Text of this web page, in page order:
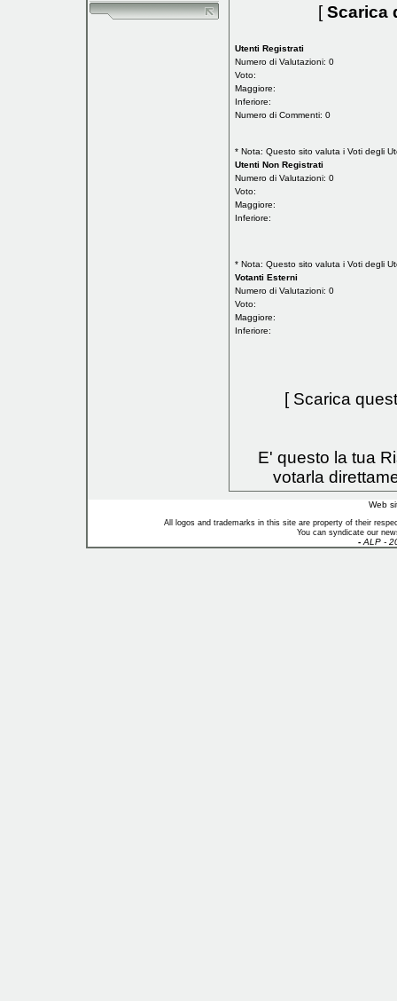
[Scarica
Utenti Registrati
Numero di Valutazioni: 0
Voto:
Maggiore:
Inferiore:
Numero di Commenti: 0
* Nota: Questo sito valuta i Voti degli
Utenti Non Registrati
Numero di Valutazioni: 0
Voto:
Maggiore:
Inferiore:
* Nota: Questo sito valuta i Voti degli
Votanti Esterni
Numero di Valutazioni: 0
Voto:
Maggiore:
Inferiore:
[ Scarica
E' questo la tua
votarla
Web
All logos and trademarks in this site are property of their
You can syndicate our
- ALP -